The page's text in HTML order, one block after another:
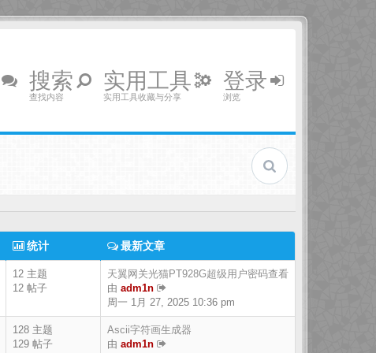
搜索
查找内容
实用工具
实用工具收藏与分享
登录
浏览
统计 最新文章
12 主题
12 帖子
天翼网关光猫PT928G超级用户密码查看
由 adm1n
周一 1月 27, 2025 10:36 pm
128 主题
129 帖子
Ascii字符画生成器
由 adm1n